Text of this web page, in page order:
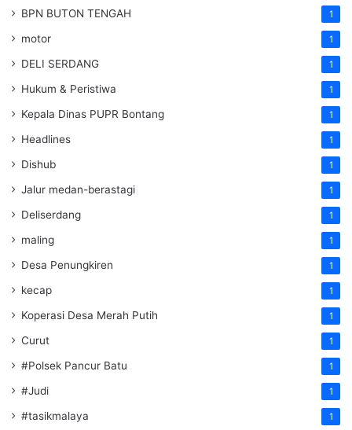
BPN BUTON TENGAH 1
motor 1
DELI SERDANG 1
Hukum & Peristiwa 1
Kepala Dinas PUPR Bontang 1
Headlines 1
Dishub 1
Jalur medan-berastagi 1
Deliserdang 1
maling 1
Desa Penungkiren 1
kecap 1
Koperasi Desa Merah Putih 1
Curut 1
#Polsek Pancur Batu 1
#Judi 1
#tasikmalaya 1